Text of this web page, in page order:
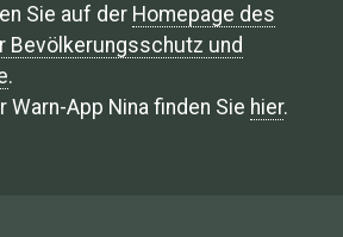
Sie auf der Homepage des
Bevölkerungsschutz und
.
Warn-App Nina finden Sie hier.